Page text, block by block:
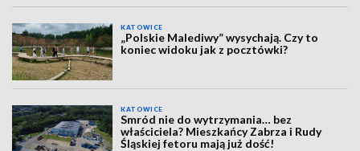
KATOWICE
„Polskie Malediwy” wysychają. Czy to
koniec widoku jak z pocztówki?
KATOWICE
Smród nie do wytrzymania… bez
właściciela? Mieszkańcy Zabrza i Rudy
Śląskiej fetoru mają już dość!